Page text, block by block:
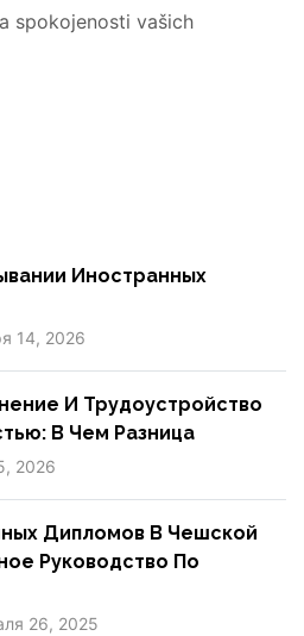
spokojenosti vašich
Иностранных
14, 2026
И Трудоустройство
В Чем Разница
2026
Дипломов В Чешской
Руководство По
26, 2025